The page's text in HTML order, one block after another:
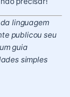
linguagem
publicou seu
guia
simples